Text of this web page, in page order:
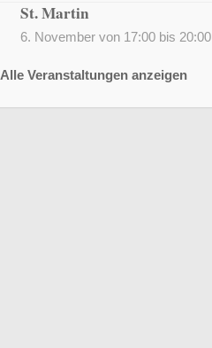
St. Martin
6. November von 17:00bis 20:00
Alle Veranstaltungen anzeigen